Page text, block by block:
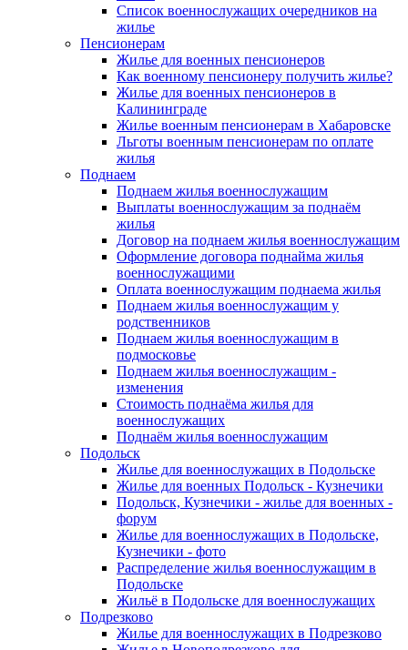
Список военнослужащих очередников на
жилье
Пенсионерам
Жилье для военных пенсионеров
Как военному пенсионеру получить жилье?
Жилье для военных пенсионеров в
Калининграде
Жилье военным пенсионерам в Хабаровске
Льготы военным пенсионерам по оплате
жилья
Поднаем
Поднаем жилья военнослужащим
Выплаты военнослужащим за поднаём
жилья
Договор на поднаем жилья военнослужащим
Оформление договора поднайма жилья
военнослужащими
Оплата военнослужащим поднаема жилья
Поднаем жилья военнослужащим у
родственников
Поднаем жилья военнослужащим в
подмосковье
Поднаем жилья военнослужащим -
изменения
Стоимость поднаёма жилья для
военнослужащих
Поднаём жилья военнослужащим
Подольск
Жилье для военнослужащих в Подольске
Жилье для военных Подольск - Кузнечики
Подольск, Кузнечики - жилье для военных -
форум
Жилье для военнослужащих в Подольске,
Кузнечики - фото
Распределение жилья военнослужащим в
Подольске
Жильё в Подольске для военнослужащих
Подрезково
Жилье для военнослужащих в Подрезково